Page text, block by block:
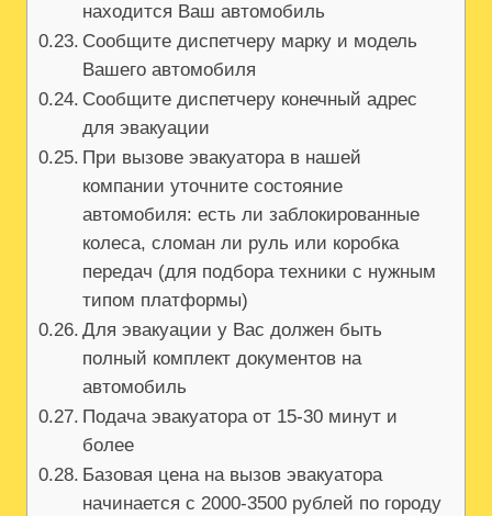
находится Ваш автомобиль
Сообщите диспетчеру марку и модель
Вашего автомобиля
Сообщите диспетчеру конечный адрес
для эвакуации
При вызове эвакуатора в нашей
компании уточните состояние
автомобиля: есть ли заблокированные
колеса, сломан ли руль или коробка
передач (для подбора техники с нужным
типом платформы)
Для эвакуации у Вас должен быть
полный комплект документов на
автомобиль
Подача эвакуатора от 15-30 минут и
более
Базовая цена на вызов эвакуатора
начинается с 2000-3500 рублей по городу